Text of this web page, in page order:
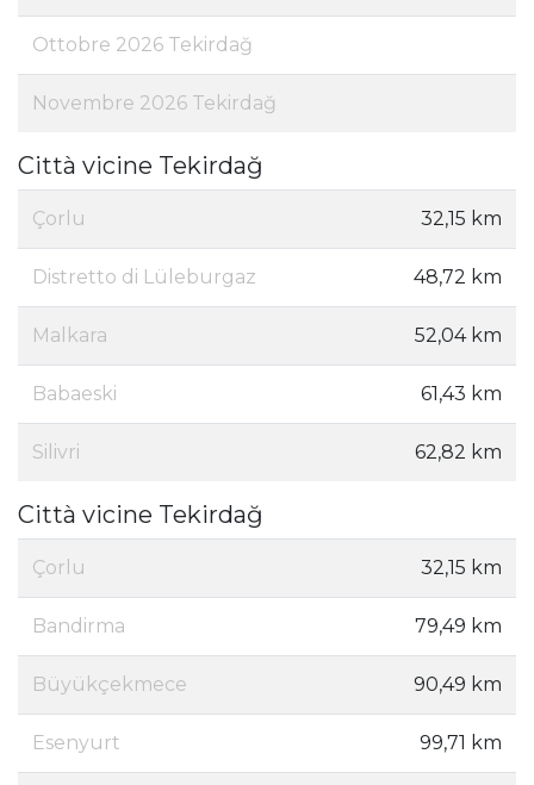
Ottobre 2026 Tekirdağ
Novembre 2026 Tekirdağ
Città vicine Tekirdağ
Çorlu 32,15 km
Distretto di Lüleburgaz 48,72 km
Malkara 52,04 km
Babaeski 61,43 km
Silivri 62,82 km
Città vicine Tekirdağ
Çorlu 32,15 km
Bandirma 79,49 km
Büyükçekmece 90,49 km
Esenyurt 99,71 km